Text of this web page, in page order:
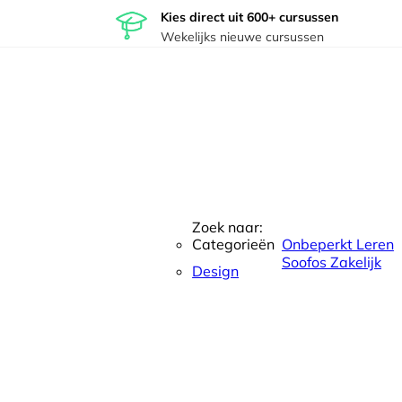
Kies direct uit 600+ cursussen
Wekelijks nieuwe cursussen
Onbeperkt Leren
Soofos Zakelijk
Categorieën
Design
Zoek naar: